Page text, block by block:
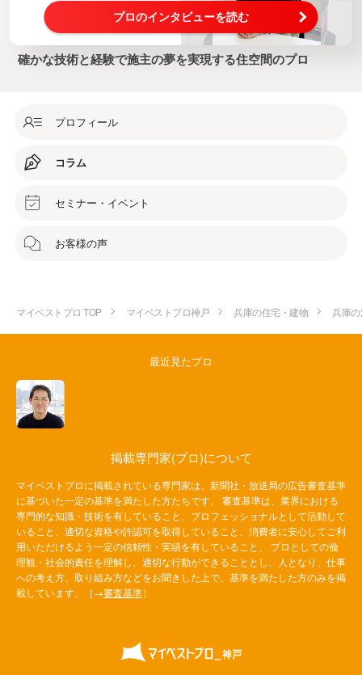
プロのインタビューを読む
確かな技術と経験で施主の夢を実現する住空間のプロ
プロフィール
コラム
セミナー・イベント
お客様の声
マイベストプロ TOP マイベストプロ神戸 兵庫の住宅・建物 兵庫
最近見たプロ
掲載専門家(プロ)について
マイベストプロに掲載されている専門家は、新聞社・放送局の広告審査基準
に基づいた一定の基準を満たした方たちです。 審査基準は、業界における
専門的な知識・技術を有していること、プロフェッショナルとして活動して
いること、適切な資格や許認可を取得していること、消費者に安心してご利
用いただけるよう一定の信頼性・実績を有していること、 プロとしての倫
理観・社会的責任を理解し、適切な行動ができることとし、人となり、仕事
への考え方、取り組み方などをお聞きした上で、基準を満たした方のみを掲
載しています。［→審査基準］